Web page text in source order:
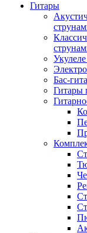
Гитары
Бас-
Гитары